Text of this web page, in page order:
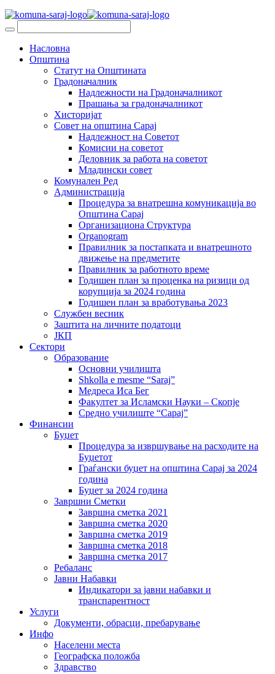
Насловна
Општина
Статут на Општината
Градоначалник
Надлежности на Градоначалникот
Прашања за градоначалникот
Хисторијат
Совет на општина Сарај
Надлежност на Советот
Комисии на советот
Деловник за работа на советот
Младински совет
Комунален Ред
Администрација
Процедура за внатрешна комуникација во
Општина Сарај
Организациона Структура
Organogram
Правилник за постапката и внатрешното
движење на предметите
Правилник за работното време
Годишен план за проценка на ризици од
корупција за 2024 година
Годишен план за вработувања 2023
Службен весник
Заштита на личните податоци
ЈКП
Сектори
Образование
Основни училишта
Shkolla e mesme “Saraj”
Медреса Иса Бег
Факултет за Исламски Науки – Скопје
Средно училиште “Сарај”
Финансии
Буџет
Процедура за извршување на расходите на
Буџетот
Граѓански буџет на општина Сарај за 2024
година
Буџет за 2024 година
Завршни Сметки
Завршна сметка 2021
Завршна сметка 2020
Завршна сметка 2019
Завршна сметка 2018
Завршна сметка 2017
Ребаланс
Јавни Набавки
Индикатори за јавни набавки и
транспарентност
Услуги
Документи, обрасци, пребарување
Инфо
Населени места
Географска положба
Здравство